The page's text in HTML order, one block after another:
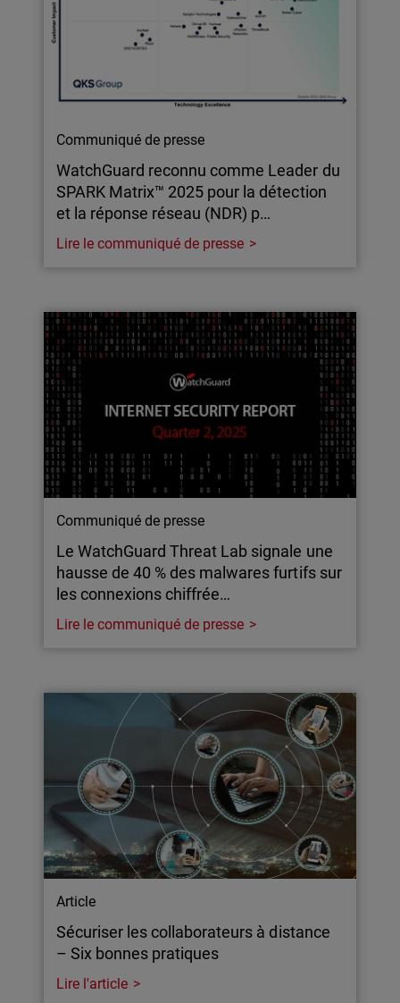
Communiqué de presse
WatchGuard reconnu comme Leader du
SPARK Matrix™ 2025 pour la détection
et la réponse réseau (NDR) p…
Lire le communiqué de presse
Communiqué de presse
Le WatchGuard Threat Lab signale une
hausse de 40 % des malwares furtifs sur
les connexions chiffrée…
Lire le communiqué de presse
Article
Sécuriser les collaborateurs à distance
– Six bonnes pratiques
Lire l'article